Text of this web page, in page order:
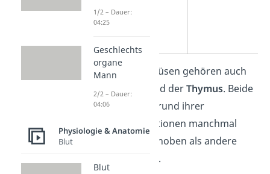
Zu den Hormondrüsen gehören auch
Zirbeldrüse und derThymus. Beide
werden aber aufgrund ihrer
spezifischen Funktionen manchmal
weniger hervorgehoben als andere
endokrine Drüsen.
1/2 – Dauer:
04:25
Geschlechts
organe
Mann
2/2 – Dauer:
04:06
Physiologie & Anatomie
Blut
Blut